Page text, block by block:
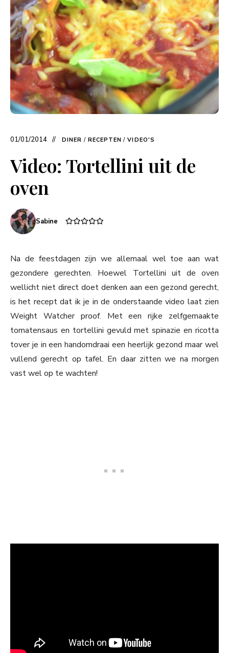
01/01/2014 DINER / RECEPTEN / VIDEO'S
Video: Tortellini uit de
oven
Sabine
Na de feestdagen zijn we allemaal wel toe aan wat
gezondere gerechten. Hoewel Tortellini uit de oven
wellicht niet direct doet denken aan een gezond gerecht,
is het recept dat ik je in de onderstaande video laat zien
Weight Watcher proof. Met een rijke zelfgemaakte
tomatensaus en tortellini gevuld met spinazie en ricotta
tover je in een handomdraai een heerlijk gezond maar wel
vullend gerecht op tafel. En daar zitten we na morgen
vast wel op te wachten!